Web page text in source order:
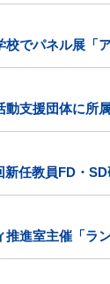
校でパネル展「
動支援団体に所
新任教員FD・
進室主催「ラ